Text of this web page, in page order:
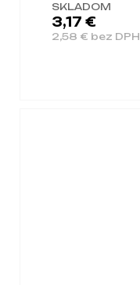
SKLADOM
2,58 € bez DPH
3,17 €